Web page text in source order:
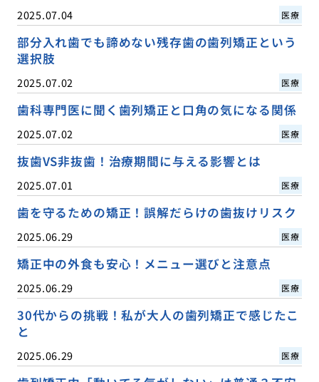
2025.07.04 医療
部分入れ歯でも諦めない残存歯の歯列矯正という
選択肢
2025.07.02 医療
歯科専門医に聞く歯列矯正と口角の気になる関係
2025.07.02 医療
抜歯VS非抜歯！治療期間に与える影響とは
2025.07.01 医療
歯を守るための矯正！誤解だらけの歯抜けリスク
2025.06.29 医療
矯正中の外食も安心！メニュー選びと注意点
2025.06.29 医療
30代からの挑戦！私が大人の歯列矯正で感じたこ
と
2025.06.29 医療